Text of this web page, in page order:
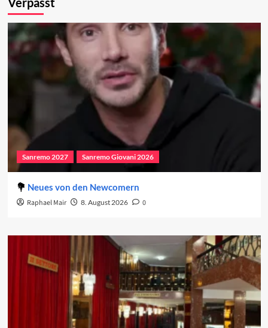
Sanremo 2027 Sanremo Giovani 2026
Neues von den Newcomern
Raphael Mair 8. August 2026 0